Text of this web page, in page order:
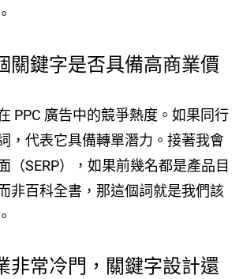
關鍵字是否具備高商業價
PPC 廣告中的競爭熱度。如果同行
，代表它具備轉單潛力。接著我會
（SERP），如果前幾名都是產品目
非百科全書，那這個詞就是我們該
非常冷門，關鍵字設計還